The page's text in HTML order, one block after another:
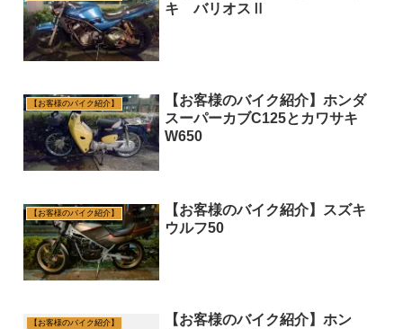
キ バリオスⅡ
【お客様のバイク紹介】
【お客様のバイク紹介】ホンダ
スーパーカブC125とカワサキ
W650
【お客様のバイク紹介】
【お客様のバイク紹介】スズキ
ウルフ50
【お客様のバイク紹介】
【お客様のバイク紹介】ホン